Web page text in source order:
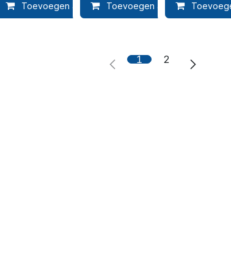
Toevoegen aan winkelmandje Toevoegen
Toevoegen aan winkelmandje
1 2